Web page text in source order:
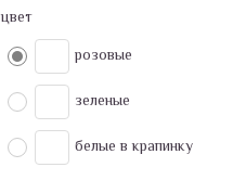
цвет
розовые
зеленые
белые в крапинку